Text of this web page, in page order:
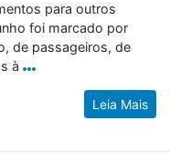
para outros
foi marcado por
de passageiros, de
à
Leia Mais